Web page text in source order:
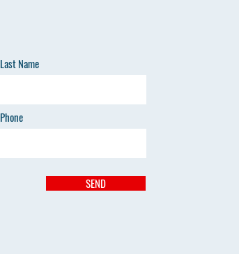
Last Name
Phone
SEND